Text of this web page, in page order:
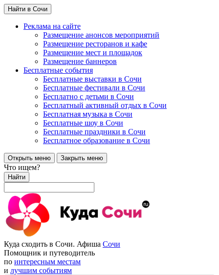
Найти в Сочи
Реклама на сайте
Размещение анонсов мероприятий
Размещение ресторанов и кафе
Размещение мест и площадок
Размещение баннеров
Бесплатные события
Бесплатные выставки в Сочи
Бесплатные фестивали в Сочи
Бесплатно с детьми в Сочи
Бесплатный активный отдых в Сочи
Бесплатная музыка в Сочи
Бесплатные шоу в Сочи
Бесплатные праздники в Сочи
Бесплатное образование в Сочи
Открыть меню Закрыть меню
Что ищем?
Найти
Куда сходить в Сочи. Афиша Сочи
Помощник и путеводитель
по интересным местам
и лучшим событиям